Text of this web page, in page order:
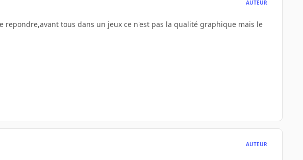
AUTEUR
tous dans un jeux ce n'est pas la qualité graphique mais le
AUTEUR